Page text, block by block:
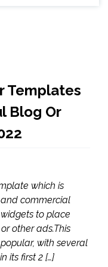
Templates
Blog Or
which is
commercial
to place
other ads.This
with several
its first 2 […]